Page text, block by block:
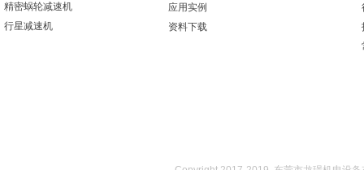
精密蜗轮减速机
行星减速机
应用实例
资料下载